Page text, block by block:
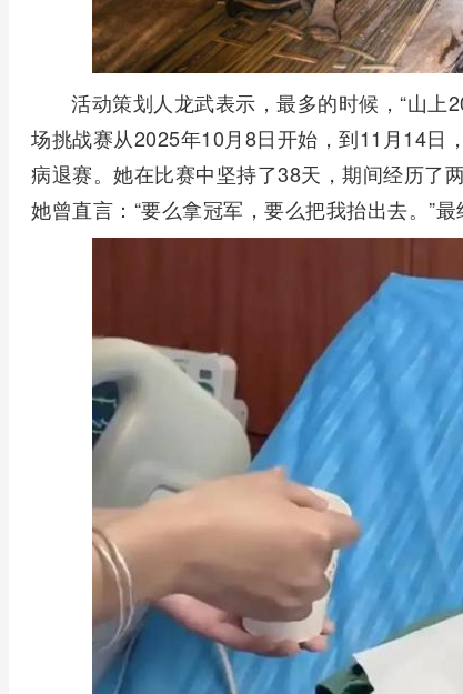
活动策划人龙武表示，最多的时候，“山上
场挑战赛从2025年10月8日开始，到11月14日
病退赛。她在比赛中坚持了38天，期间经历了
她曾直言：“要么拿冠军，要么把我抬出去。”